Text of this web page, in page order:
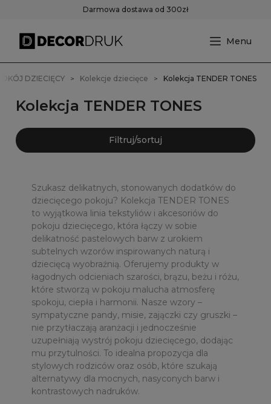
Darmowa dostawa od 300zł
DZIECIĘCY Kolekcje dziecięce Kolekcja TENDER TONES
Kolekcja TENDER TONES
Filtruj/sortuj
Szukasz delikatnych, stonowanych dodatków do
dziecięcego pokoju? Kolekcja TENDER TONES
to wyjątkowa linia tekstyliów i akcesoriów do
pokoju dziecięcego, która łączy w sobie
delikatność pastelowych barw z urokiem
subtelnych wzorów inspirowanych naturą i
dziecięcą wyobraźnią. Oferujemy produkty w
łagodnych odcieniach szarości, brązu, beżu i różu,
które stworzą w pokoju malucha atmosferę
spokoju, ciepła i harmonii. Nasze wzory –
sympatyczne pandy, misie, zajączki czy gruszki –
nie przytłaczają aranżacji i jednocześnie
uzupełniają wystrój pokoju dziecięcego, dodając
mu przytulności. To idealna propozycja dla
stylowych rodziców oraz osób, które szukają
alternatywy dla mocnych, nasyconych barw i
kontrastowych nadruków.